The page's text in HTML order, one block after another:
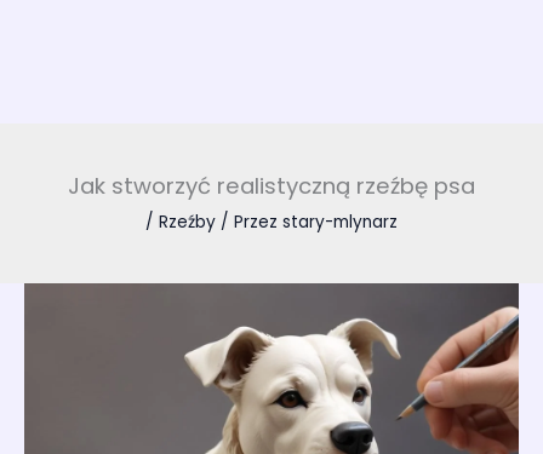
Jak stworzyć realistyczną rzeźbę psa
/ Rzeźby / Przez stary-mlynarz